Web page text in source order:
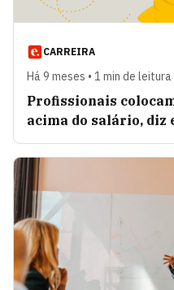
CARREIRA
Há 9 meses • 1 min de leitura
Profissionais
acima do salário, diz